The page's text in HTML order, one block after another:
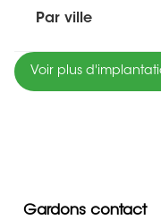
Par ville
Voir plus
Gardons contact